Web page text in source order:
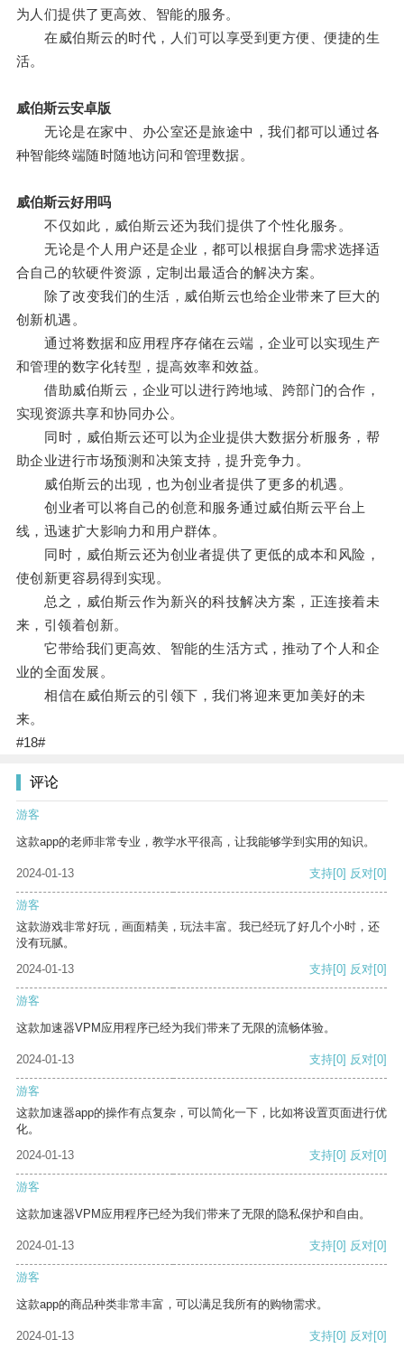
为人们提供了更高效、智能的服务。
在威伯斯云的时代，人们可以享受到更方便、便捷的生
活。
威伯斯云安卓版
无论是在家中、办公室还是旅途中，我们都可以通过各
种智能终端随时随地访问和管理数据。
威伯斯云好用吗
不仅如此，威伯斯云还为我们提供了个性化服务。
无论是个人用户还是企业，都可以根据自身需求选择适
合自己的软硬件资源，定制出最适合的解决方案。
除了改变我们的生活，威伯斯云也给企业带来了巨大的
创新机遇。
通过将数据和应用程序存储在云端，企业可以实现生产
和管理的数字化转型，提高效率和效益。
借助威伯斯云，企业可以进行跨地域、跨部门的合作，
实现资源共享和协同办公。
同时，威伯斯云还可以为企业提供大数据分析服务，帮
助企业进行市场预测和决策支持，提升竞争力。
威伯斯云的出现，也为创业者提供了更多的机遇。
创业者可以将自己的创意和服务通过威伯斯云平台上
线，迅速扩大影响力和用户群体。
同时，威伯斯云还为创业者提供了更低的成本和风险，
使创新更容易得到实现。
总之，威伯斯云作为新兴的科技解决方案，正连接着未
来，引领着创新。
它带给我们更高效、智能的生活方式，推动了个人和企
业的全面发展。
相信在威伯斯云的引领下，我们将迎来更加美好的未
来。
#18#
评论
游客
这款app的老师非常专业，教学水平很高，让我能够学到实用的知识。
2024-01-13 支持[0] 反对[0]
游客
这款游戏非常好玩，画面精美，玩法丰富。我已经玩了好几个小时，还
没有玩腻。
2024-01-13
支持[0] 反对[0]
游客
这款加速器VPM应用程序已经为我们带来了无限的流畅体验。
2024-01-13 支持[0] 反对[0]
游客
这款加速器app的操作有点复杂，可以简化一下，比如将设置页面进行优
化。
2024-01-13
支持[0] 反对[0]
游客
这款加速器VPM应用程序已经为我们带来了无限的隐私保护和自由。
2024-01-13 支持[0] 反对[0]
游客
这款app的商品种类非常丰富，可以满足我所有的购物需求。
2024-01-13 支持[0] 反对[0]